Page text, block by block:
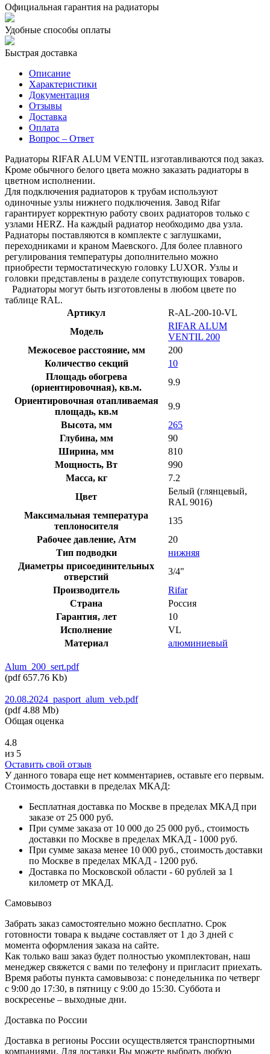
Официальная гарантия на радиаторы
Удобные способы оплаты
Быстрая доставка
Описание
Характеристики
Документация
Отзывы
Доставка
Оплата
Вопрос – Ответ
Радиаторы RIFAR ALUM VENTIL изготавливаются под заказ.
Кроме обычного белого цвета можно заказать радиаторы в
цветном исполнении.
Для подключения радиаторов к трубам используют
одиночные узлы нижнего подключения. Завод Rifar
гарантирует корректную работу своих радиаторов только с
узлами HERZ. На каждый радиатор необходимо два узла.
Радиаторы поставляются в комплекте с заглушками,
переходниками и краном Маевского. Для более плавного
регулирования температуры дополнительно можно
приобрести термостатическую головку LUXOR. Узлы и
головки представлены в разделе сопутствующих товаров.
Радиаторы могут быть изготовлены в любом цвете по
таблице RAL.
Артикул
R-AL-200-10-VL
Модель
RIFAR ALUM
VENTIL 200
Межосевое расстояние, мм
200
Количество секций
10
Площадь обогрева
(ориентировочная), кв.м.
9.9
Ориентировочная отапливаемая
площадь, кв.м
9.9
Высота, мм
265
Глубина, мм
90
Ширина, мм
810
Мощность, Вт
990
Масса, кг
7.2
Цвет
Белый (глянцевый,
RAL 9016)
Максимальная температура
теплоносителя
135
Рабочее давление, Атм
20
Тип подводки
нижняя
Диаметры присоединительных
отверстий
3/4"
Производитель
Rifar
Страна
Россия
Гарантия, лет
10
Исполнение
VL
Материал
алюминиевый
Alum_200_sert.pdf
(pdf 657.76 Kb)
20.08.2024_pasport_alum_veb.pdf
(pdf 4.88 Mb)
Общая оценка
4.8
из 5
Оставить свой отзыв
У данного товара еще нет комментариев, оставьте его первым.
Стоимость доставки в пределах МКАД:
Бесплатная доставка по Москве в пределах МКАД при
заказе от 25 000 руб.
При сумме заказа от 10 000 до 25 000 руб., стоимость
доставки по Москве в пределах МКАД - 1000 руб.
При сумме заказа менее 10 000 руб., стоимость доставки
по Москве в пределах МКАД - 1200 руб.
Доставка по Московской области - 60 рублей за 1
километр от МКАД.
Самовывоз
Забрать заказ самостоятельно можно бесплатно. Срок
готовности товара к выдаче составляет от 1 до 3 дней с
момента оформления заказа на сайте.
Как только ваш заказ будет полностью укомплектован, наш
менеджер свяжется с вами по телефону и пригласит приехать.
Время работы пункта самовывоза: с понедельника по четверг
с 9:00 до 17:30, в пятницу с 9:00 до 15:30. Суббота и
воскресенье – выходные дни.
Доставка по России
Доставка в регионы России осуществляется транспортными
компаниями. Для доставки Вы можете выбрать любую